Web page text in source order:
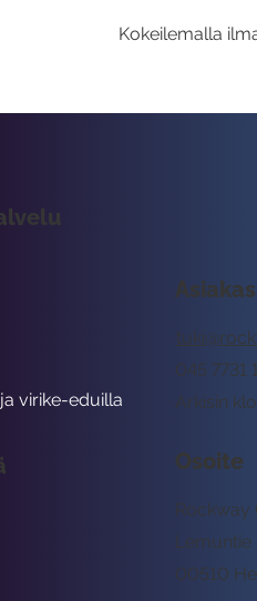
Kokeilemalla
Arkisin
045 7731
Osoite
Rockway
00510
virike-eduilla